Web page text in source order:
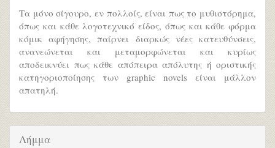
Τα μόνο σίγουρο, εν πολλοίς, είναι πως το μυθιστόρημα,
όπως και κάθε λογοτεχνικό είδος, όπως και κάθε φόρμα
κόμικ αφήγησης, παίρνει διαρκώς νέες κατευθύνσεις,
ανανεώνεται και μεταμορφώνεται και κυρίως
αποδεικνύει πως κάθε απόπειρα απόλυτης ή οριστικής
κατηγοριοποίησης των graphic novels είναι μάλλον
απατηλή.
Λήμμα